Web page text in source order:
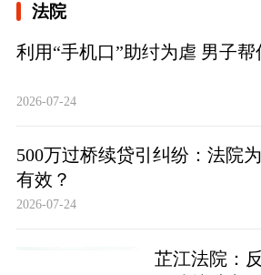
法院
利用“手机口”助纣为虐 男子帮
2026-07-24
500万过桥续贷引纠纷：法院
有效？
2026-07-24
芷江法院：